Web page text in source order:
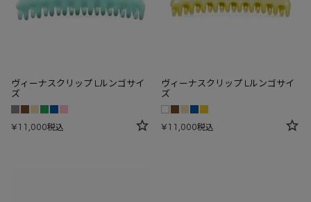
ヴィーナスクリップ Lルンゴサイ
ズ
¥ 11,000税込
ヴィーナスクリップ Lルンゴサイ
ズ
¥ 11,000税込